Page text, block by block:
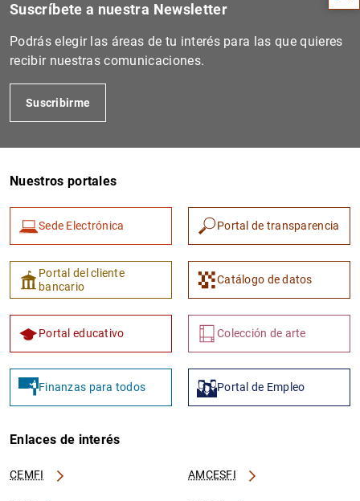
1 2
Suscríbete a nuestra Newsletter
Podrás elegir las áreas de tu interés para las que quieres
recibir nuestras comunicaciones.
Suscribirme
Nuestros portales
Sede Electrónica Portal de transparencia
Portal del cliente
bancario
Catálogo de datos
Portal educativo Colección de arte
Finanzas para todos Portal de Empleo
Enlaces de interés
CEMFI AMCESFI